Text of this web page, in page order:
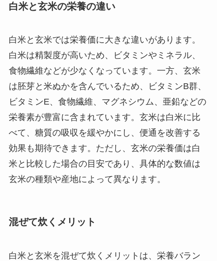
白米と玄米の栄養の違い
白米と玄米では栄養価に大きな違いがあります。
白米は精製度が高いため、ビタミンやミネラル、
食物繊維などが少なくなっています。一方、玄米
は胚芽と米ぬかを含んでいるため、ビタミンB群、
ビタミンE、食物繊維、マグネシウム、亜鉛などの
栄養素が豊富に含まれています。玄米は白米に比
べて、糖質の吸収を緩やかにし、便通を改善する
効果も期待できます。ただし、玄米の栄養価は白
米と比較した場合の目安であり、具体的な数値は
玄米の種類や産地によって異なります。
混ぜて炊くメリット
白米と玄米を混ぜて炊くメリットは、栄養バラン